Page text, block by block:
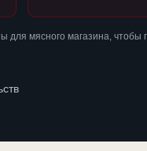
мясного магазина,